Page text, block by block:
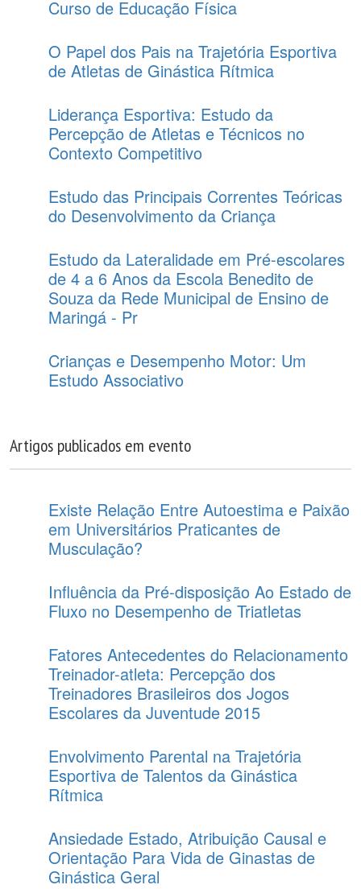
Curso de Educação Física
O Papel dos Pais na Trajetória Esportiva
de Atletas de Ginástica Rítmica
Liderança Esportiva: Estudo da
Percepção de Atletas e Técnicos no
Contexto Competitivo
Estudo das Principais Correntes Teóricas
do Desenvolvimento da Criança
Estudo da Lateralidade em Pré-escolares
de 4 a 6 Anos da Escola Benedito de
Souza da Rede Municipal de Ensino de
Maringá - Pr
Crianças e Desempenho Motor: Um
Estudo Associativo
Artigos publicados em evento
Existe Relação Entre Autoestima e Paixão
em Universitários Praticantes de
Musculação?
Influência da Pré-disposição Ao Estado de
Fluxo no Desempenho de Triatletas
Fatores Antecedentes do Relacionamento
Treinador-atleta: Percepção dos
Treinadores Brasileiros dos Jogos
Escolares da Juventude 2015
Envolvimento Parental na Trajetória
Esportiva de Talentos da Ginástica
Rítmica
Ansiedade Estado, Atribuição Causal e
Orientação Para Vida de Ginastas de
Ginástica Geral